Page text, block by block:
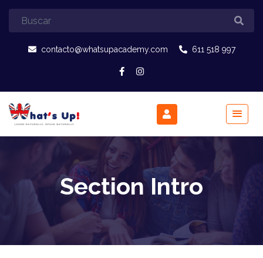
contacto@whatsupacademy.com 611 518 997
Section Intro